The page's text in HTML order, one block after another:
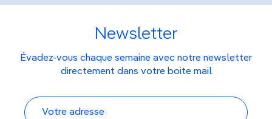
Newsletter
Évadez-vous chaque semaine avec notre newsletter
directement dans votre boite mail